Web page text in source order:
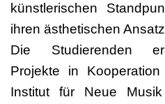
künstlerischen
ihren ästhetischen
Die Studierenden
Projekte in
Institut für Neue